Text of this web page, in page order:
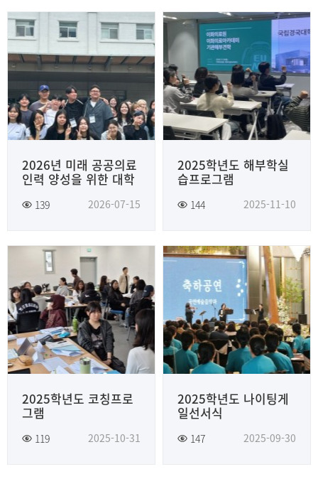
2026년 미래 공공의료
인력 양성을 위한 대학
프(간호대학)
139 2026-07-15
2025학년도 해부학실
습프로그램
144 2025-11-10
2025학년도 코칭프로
그램
119 2025-10-31
2025학년도 나이팅게
일선서식
147 2025-09-30